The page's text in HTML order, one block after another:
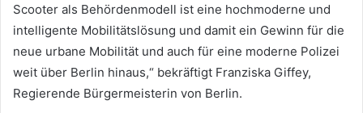
Scooter als Behördenmodell ist eine hochmoderne und
intelligente Mobilitätslösung und damit ein Gewinn für die
neue urbane Mobilität und auch für eine moderne Polizei
weit über Berlin hinaus,“ bekräftigt Franziska Giffey,
Regierende Bürgermeisterin von Berlin.